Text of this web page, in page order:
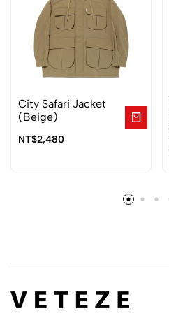
City Safari Jacket
(Beige)
NT$2,480